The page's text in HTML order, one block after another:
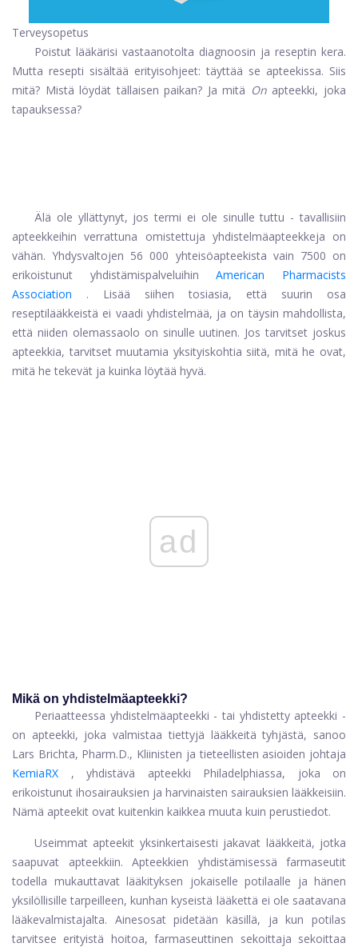
Terveysopetus
Poistut lääkärisi vastaanotolta diagnoosin ja reseptin kera.
Mutta resepti sisältää erityisohjeet: täyttää se apteekissa. Siis
mitä? Mistä löydät tällaisen paikan? Ja mitä On apteekki, joka
tapauksessa?
Älä ole yllättynyt, jos termi ei ole sinulle tuttu - tavallisiin
apteekkeihin verrattuna omistettuja yhdistelmäapteekkeja on
vähän. Yhdysvaltojen 56 000 yhteisöapteekista vain 7500 on
erikoistunut yhdistämispalveluihin
American Pharmacists
Association
. Lisää siihen tosiasia, että suurin osa
reseptilääkkeistä ei vaadi yhdistelmää, ja on täysin mahdollista,
että niiden olemassaolo on sinulle uutinen. Jos tarvitset joskus
apteekkia, tarvitset muutamia yksityiskohtia siitä, mitä he ovat,
mitä he tekevät ja kuinka löytää hyvä.
ad
Mikä on yhdistelmäapteekki?
Periaatteessa yhdistelmäapteekki - tai yhdistetty apteekki -
on apteekki, joka valmistaa tiettyjä lääkkeitä tyhjästä, sanoo
Lars Brichta, Pharm.D., Kliinisten ja tieteellisten asioiden johtaja
KemiaRX
, yhdistävä apteekki Philadelphiassa, joka on
erikoistunut ihosairauksien ja harvinaisten sairauksien lääkkeisiin.
Nämä apteekit ovat kuitenkin kaikkea muuta kuin perustiedot.
Useimmat apteekit yksinkertaisesti jakavat lääkkeitä, jotka
saapuvat apteekkiin. Apteekkien yhdistämisessä farmaseutit
todella mukauttavat lääkityksen jokaiselle potilaalle ja hänen
yksilöllisille tarpeilleen, kunhan kyseistä lääkettä ei ole saatavana
lääkevalmistajalta. Ainesosat pidetään käsillä, ja kun potilas
tarvitsee erityistä hoitoa, farmaseuttinen sekoittaja sekoittaa